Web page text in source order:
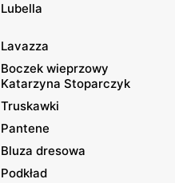
Lubella
Lavazza
Boczek wieprzowy
Katarzyna Stoparczyk
Truskawki
Pantene
Bluza dresowa
Podkład